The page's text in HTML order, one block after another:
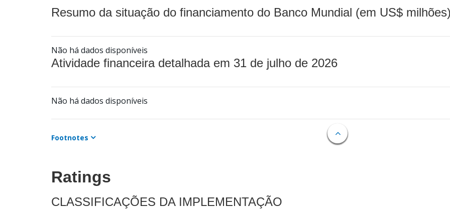
Resumo da situação do financiamento do Banco Mundial (em US$
Não há dados disponíveis
Atividade financeira detalhada em 31 de julho de 2026
Não há dados disponíveis
Footnotes
Ratings
CLASSIFICAÇÕES DA IMPLEMENTAÇÃO